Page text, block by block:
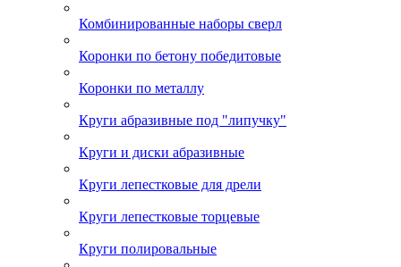
Комбинированные наборы сверл
Коронки по бетону победитовые
Коронки по металлу
Круги абразивные под "липучку"
Круги и диски абразивные
Круги лепестковые для дрели
Круги лепестковые торцевые
Круги полировальные